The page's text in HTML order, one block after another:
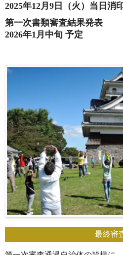
2025年12月9日（火）当日消
第一次書類審査結果発表
2026年1月中旬 予定
最終審